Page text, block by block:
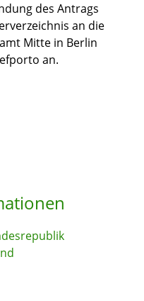
des Antrags
an die
Mitte in Berlin
an.